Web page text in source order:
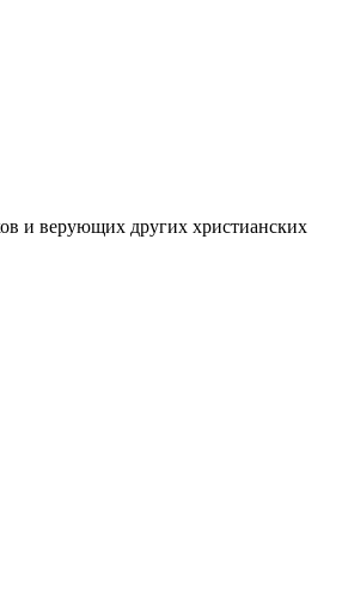
и верующих других христианских